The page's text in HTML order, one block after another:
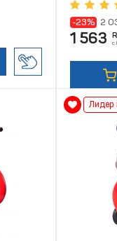
-23% 2
1 563 с
Лидер